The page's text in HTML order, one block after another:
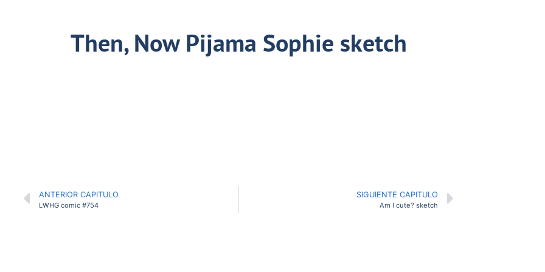
Then, Now Pijama Sophie sketch
ANTERIOR CAPITULO
LWHG comic #754
SIGUIENTE CAPITULO
Am I cute? sketch